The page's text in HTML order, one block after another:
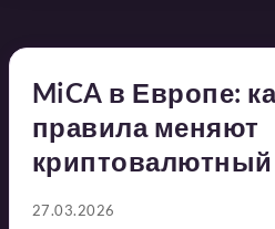
MiCA в Европе:
правила меняют
27.03.2026